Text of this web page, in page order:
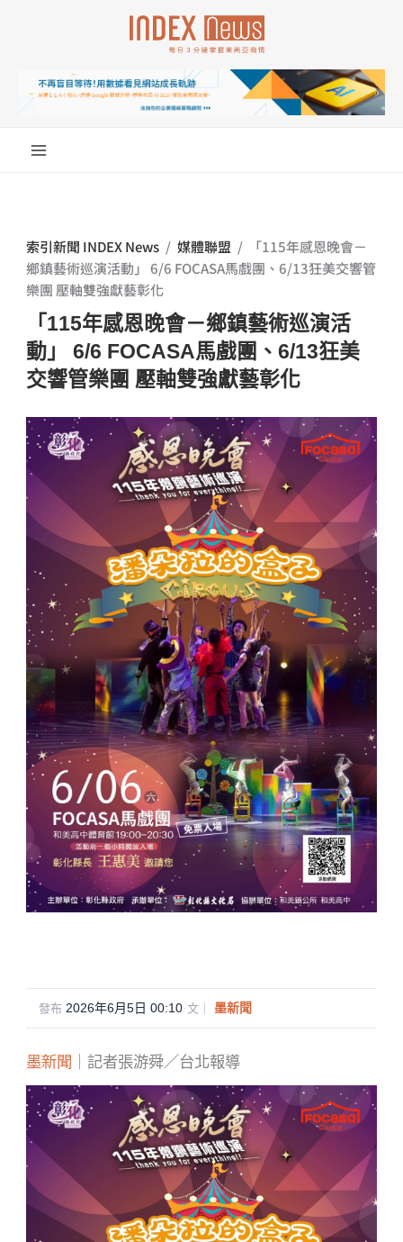
索引新聞 INDEX News / 媒體聯盟 /
「115年感恩晚會－
鄉鎮藝術巡演活動」 6/6 FOCASA馬戲團、6/13狂美交響管
樂團 壓軸雙強獻藝彰化
「115年感恩晚會－鄉鎮藝術巡演活
動」 6/6 FOCASA馬戲團、6/13狂美
交響管樂團 壓軸雙強獻藝彰化
發布 2026年6月5日 00:10·文｜ 墨新聞
墨新聞 ｜記者張游舜／台北報導